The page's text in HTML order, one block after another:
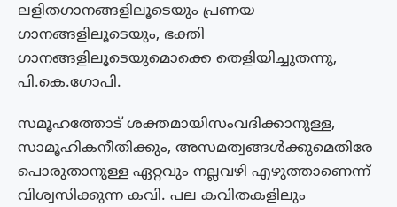
ലളിതഗാനങ്ങളിലൂടെയും പ്രണയ​
ഗാനങ്ങളിലൂടെയും, ഭക്തി​
ഗാനങ്ങളിലൂടെയുമൊക്കെ തെളിയിച്ചുതന്നു,
പി.കെ.ഗോപി.
സമൂഹത്തോട് ശക്തമായിസംവദിക്കാനുള്ള,
സാമൂഹികനീതിക്കും, അസമത്വങ്ങൾക്കുമെതിരേ
പൊരുതാനുള്ള ഏറ്റവും നല്ലവഴി എഴുത്താണെന്ന്
വിശ്വസിക്കുന്ന കവി. പല കവിതകളിലും